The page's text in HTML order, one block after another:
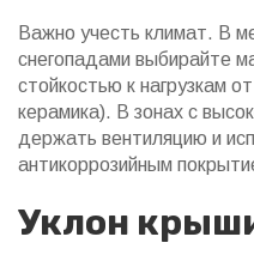
Важно учесть климат. В
снегопадами выбирайте
стойкостью к нагрузкам
керамика). В зонах с
держать вентиляцию и
антикоррозийным
Уклон